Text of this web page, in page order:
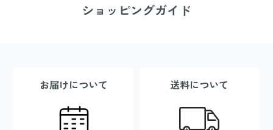
ショッピングガイド
お届けについて 送料について